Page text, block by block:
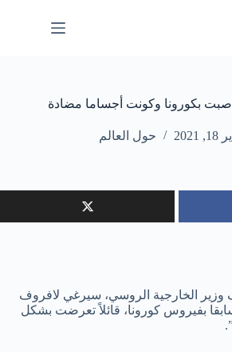
بكورونا وكونت أجساما مضادة
حول العالم
الخارجية الروسي، سيرغي لافروف
سابقا بفيروس كورونا، قائلاً تعرضت بشكل